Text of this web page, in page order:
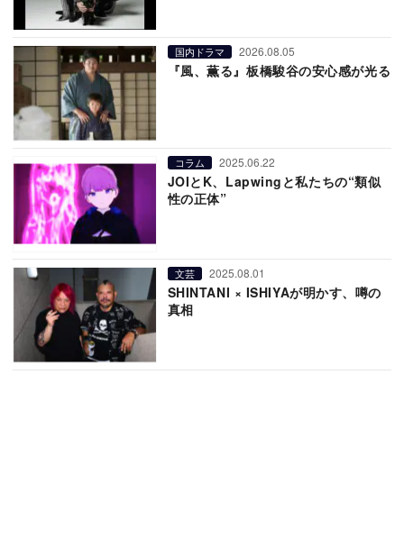
国内ドラマ 2026.08.05
『風、薫る』板橋駿谷の安心感が光る
コラム 2025.06.22
JOIとK、Lapwingと私たちの“類似
性の正体”
文芸 2025.08.01
SHINTANI × ISHIYAが明かす、噂の
真相